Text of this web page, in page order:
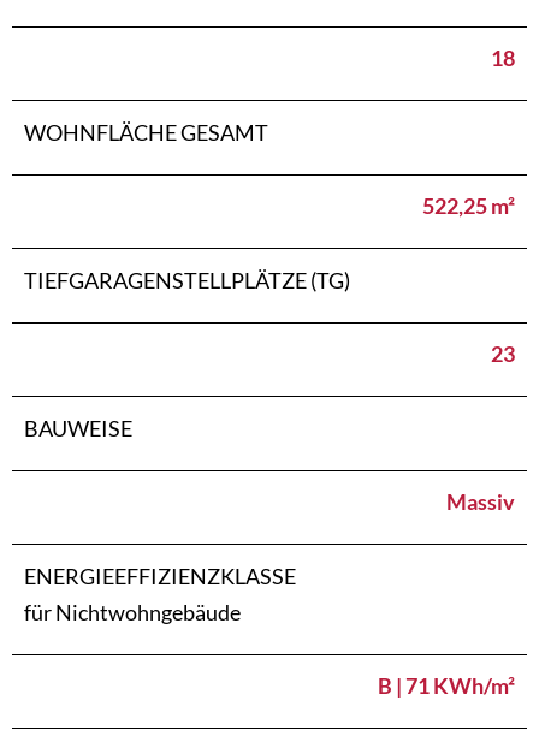
18
WOHNFLÄCHE GESAMT
522,25 m²
TIEFGARAGENSTELLPLÄTZE (TG)
23
BAUWEISE
Massiv
ENERGIEEFFIZIENZKLASSE
für Nichtwohngebäude
B | 71 KWh/m²